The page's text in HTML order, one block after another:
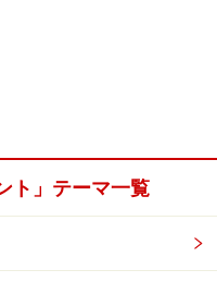
ト」テーマ一覧